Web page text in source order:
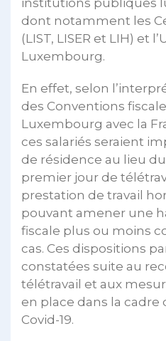
institutions publiques
dont notamment les
(LIST, LISER et LIH) et
Luxembourg.
En effet, selon
des Conventions
Luxembourg avec la
ces salariés seraient
de résidence au lieu
premier jour de
prestation de travail
pouvant amener une
fiscale plus ou moins
cas. Ces dispositions
constatées suite au
télétravail et aux
en place dans la cadre
Covid-19.